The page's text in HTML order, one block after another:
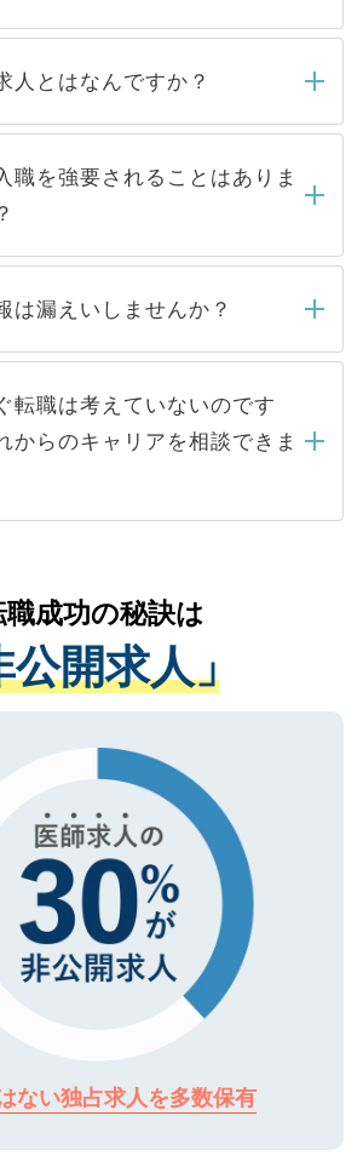
だきましたら、弊社担当者がご
確認し、その後メールもしくは
、5営業日以内にはご連絡をせて
すので、しばらくお待ちくださ
人とはなんですか？
で取り扱っている求人の
は、Webサイトからご覧いただ
公開求人」です。非公開求人は
によって、一般には公開してい
を避けるため 人気のある医療機
てしまうと、応募が殺到する場
関が求める条件に合った人材の
介会社に依頼するケースが増え
職を強要されることはありま
を強要することは一切ありませ
仮に応募先から内定をいただい
る必要はありません。内定先へ
絡はキャリアパートナーが行い
は漏えいしませんか？
漏えいすることはありませんの
ください。当サイトからの登録
したご登録者様の個人情報は、
ャリアアップおよび転職活動の
に使用いたします。お預かりし
ての個人データはご本人の許可
報の取り扱いについての厳密な
満たした事業者のみに付与され
バシーマークを取得済みです。
持に関してもご安心ください。
転職は考えていないのです
からのキャリアを相談できま
、現在の医療機関の状況や紹介
えながら、適切なアドバイスを
だきます。すぐにご転職をされ
、長期的なサポートが可能です
はご登録ください。
職成功の秘訣は
公開求人」
ない独占求人を多数保有